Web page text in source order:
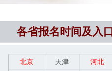
各省报名时间及入口
北京 天津 河北